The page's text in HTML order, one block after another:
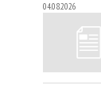
04.08.2026